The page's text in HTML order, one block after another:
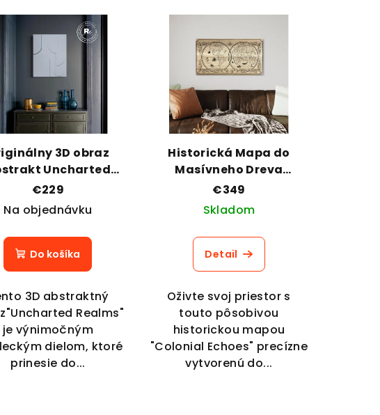
3D obraz
Uncharted
Realms
€229
Na objednávku
Do košíka
3D abstraktný
Realms"
je výnimočným
dielom, ktoré
prinesie do...
Historická Mapa do
Masívneho Dreva
Colonial Echoes
€349
Skladom
Detail
Oživte svoj priestor s
touto pôsobivou
historickou mapou
"Colonial Echoes" precízne
vytvorenú do...